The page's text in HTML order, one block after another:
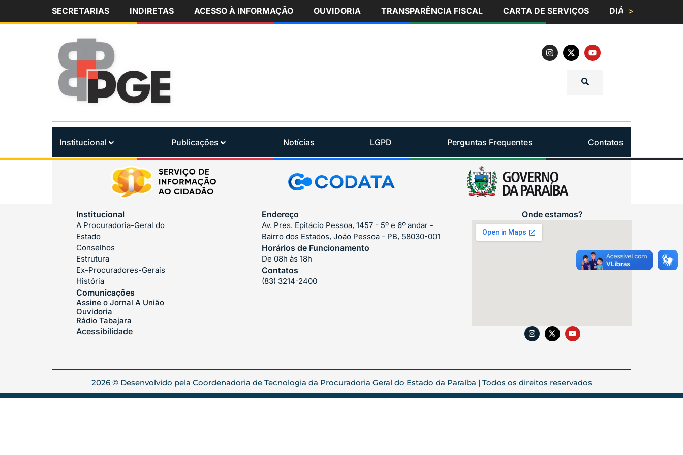
SECRETARIAS INDIRETAS ACESSO À INFORMAÇÃO OUVIDORIA TRANSPARÊNCIA FISCAL CARTA DE SERVIÇOS DIÁRIO OFICIAL
>
Institucional Publicações Notícias LGPD Perguntas Frequentes Contatos
Institucional
A Procuradoria-Geral do
Estado
Conselhos
Estrutura
Ex-Procuradores-Gerais
História
Comunicações
Assine o Jornal A União
Ouvidoria
Rádio Tabajara
Acessibilidade
Endereço
Av. Pres. Epitácio Pessoa, 1457 - 5º e 6º andar -
Bairro dos Estados, João Pessoa - PB, 58030-001
Horários de Funcionamento
De 08h às 18h
Contatos
(83) 3214-2400
Onde estamos?
2026 © Desenvolvido pela Coordenadoria de Tecnologia da Procuradoria Geral do Estado da Paraíba | Todos os direitos reservados